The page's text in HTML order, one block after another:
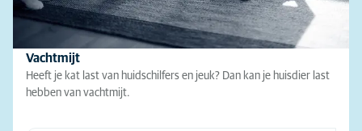
Vachtmijt
Heeft je kat last van huidschilfers en jeuk? Dan kan je huisdier last
hebben van vachtmijt.